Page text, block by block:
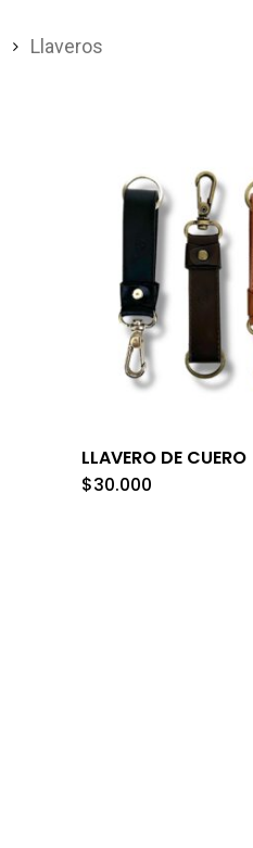
Llaveros
LLAVERO DE CUERO
$30.000